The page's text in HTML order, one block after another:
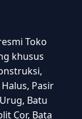
Toko
khusus
Pasir
Batu
Cor, Bata